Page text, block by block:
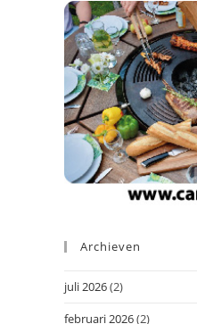
Archieven
juli 2026(2)
februari 2026(2)